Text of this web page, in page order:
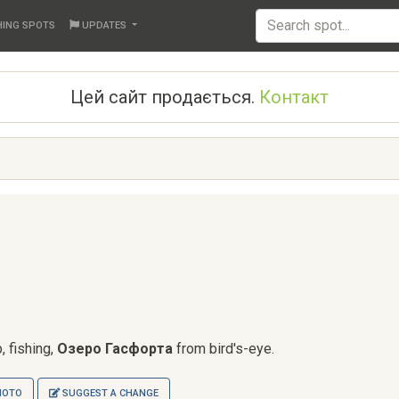
SPOTS UPDATES
Цей сайт продається. Контакт
fishing, Озеро Гасфорта from bird's-eye.
SUGGEST A CHANGE